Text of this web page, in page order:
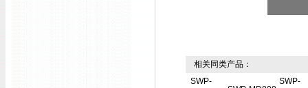
相关同类产品：
SWP-
SWP-